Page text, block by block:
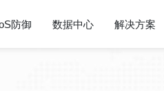
防御 数据中心 解决方案